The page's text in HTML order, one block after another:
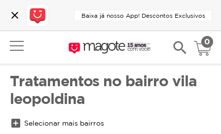
close Baixa já nosso App! Descontos Exclusivos
search 0
Tratamentos no bairro vila
leopoldina
add_box Selecionar mais bairros